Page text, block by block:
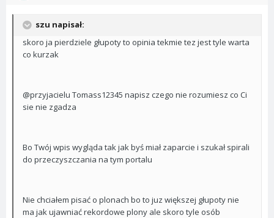
szu napisał:
skoro ja pierdziele głupoty to opinia tekmie tez jest tyle warta
co kurzak
@przyjacielu Tomass12345 napisz czego nie rozumiesz co Ci
sie nie zgadza
Bo Twój wpis wygląda tak jak byś miał zaparcie i szukał spirali
do przeczyszczania na tym portalu
Nie chciałem pisać o plonach bo to juz większej głupoty nie
ma jak ujawniać rekordowe plony ale skoro tyle osób